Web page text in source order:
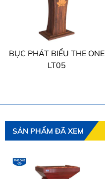
BỤC PHÁT BIỂU THE ONE
LT05
SẢN PHẨM ĐÃ XEM